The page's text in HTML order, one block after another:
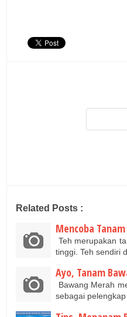
Related Posts :
Mencoba
Teh merupakan
tinggi. Teh sendiri
Ayo, Tanam
Bawang Merah
sebagai